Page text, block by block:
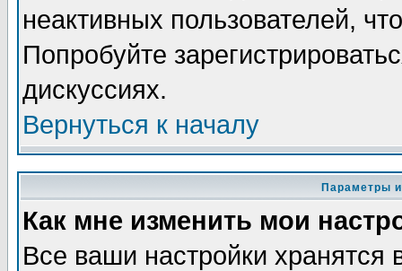
неактивных пользователей,
Попробуйте
дискуссиях.
Вернуться к началу
Параметры
Как мне изменить мои
Все ваши настройки